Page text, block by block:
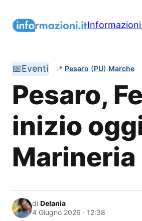
📅Eventi 📍 Pesaro (PU)·Marche
Pesaro,
inizio
Marineria
di Delania
4 Giugno 2026 · 12:38